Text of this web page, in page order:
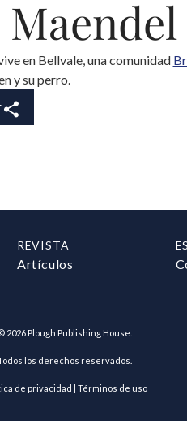
en Bellvale, una comunidad
y su perro.
REVISTA
Artículos
2026 Plough Publishing House.
los derechos reservados.
de privacidad | Términos de uso